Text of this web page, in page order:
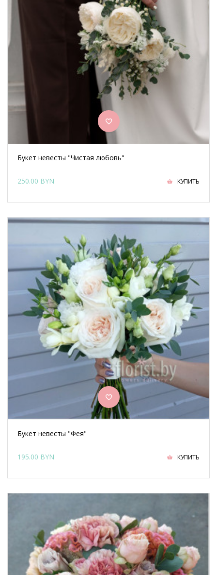
Букет невесты "Чистая любовь"
250.00 BYN КУПИТЬ
Букет невесты "Фея"
195.00 BYN КУПИТЬ